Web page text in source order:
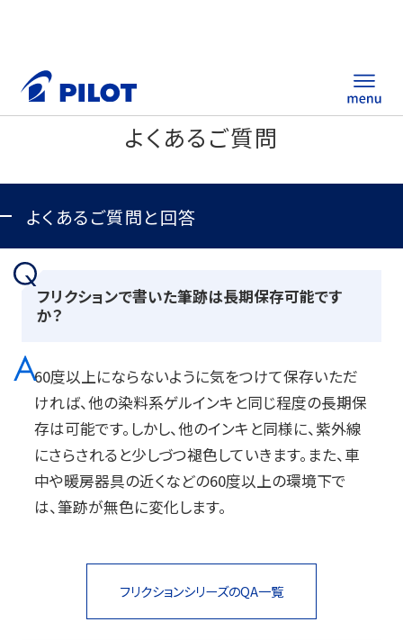
製品情報
替え芯サイト
ノベルティ商品
玩具
宝飾
産業資材
その他新規商材
企業情報
よくあるご質問
よくあるご質問と回答
フリクションで書いた筆跡は長期保存可能です
か？
60度以上にならないように気をつけて保存いただ
ければ、他の染料系ゲルインキと同じ程度の長期保
存は可能です。しかし、他のインキと同様に、紫外線
にさらされると少しづつ褪色していきます。また、車
中や暖房器具の近くなどの60度以上の環境下で
は、筆跡が無色に変化します。
フリクションシリーズのQA一覧